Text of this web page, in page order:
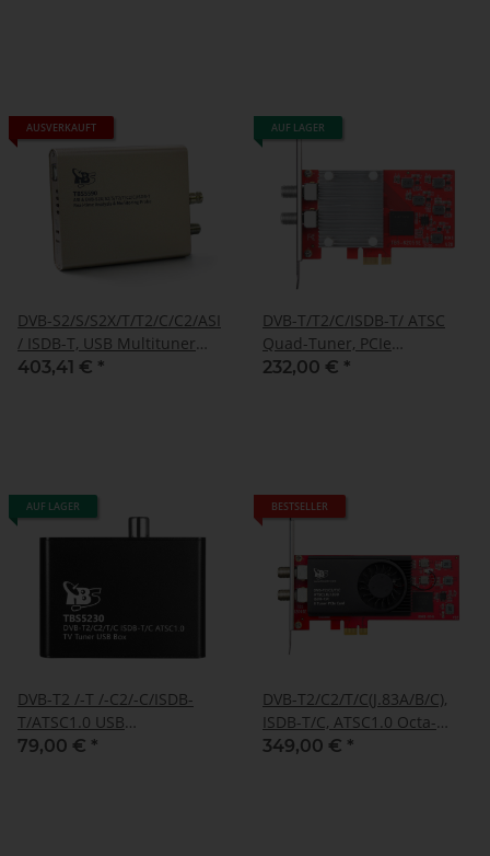
AUSVERKAUFT
DVB-S2/S/S2X/T/T2/C/C2/ASI
/ ISDB-T, USB Multituner
Box, TBS-5590
403,41 € *
AUF LAGER
DVB-T/T2/C/ISDB-T/ ATSC
Quad-Tuner, PCIe
Terrestrische- oder Kabel-
232,00 € *
AUF LAGER
DVB-T2 /-T /-C2/-C/ISDB-
T/ATSC1.0 USB
Terrestrische- und Kabel-
79,00 € *
BESTSELLER
DVB-T2/C2/T/C(J.83A/B/C),
ISDB-T/C, ATSC1.0 Octa-
Tuner, PCIe Terrestrische-
349,00 € *